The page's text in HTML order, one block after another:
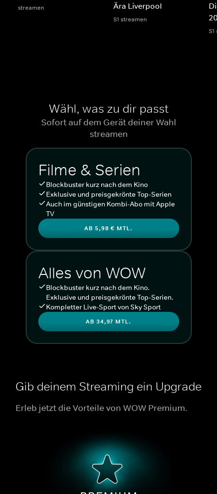
streamen
Ära Liverpool
S1 streamen
Wähl, was zu dir passt
Sofort auf dem Gerät deiner Wahl
streamen
Filme & Serien
Blockbuster kurz nach dem Kino
Exklusive und preisgekrönte Top-Serien
Auch im günstigen Kombi-Abo mit Apple
TV
AB 5,98 € MTL.
Alles von WOW
Blockbuster kurz nach dem Kino.
Exklusive und preisgekrönte Top-Serien.
Kompletter Live-Sport von Sky Sport
AB 34,97 MTL.
Gib deinem Streaming ein Upgrade
Erleb jetzt die Vorteile von WOW Premium.